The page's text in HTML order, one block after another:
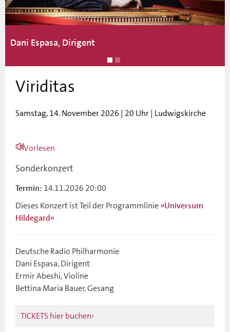
Dani Espasa, Dirigent
Viriditas
Samstag, 14. November 2026 | 20 Uhr | Ludwigskirche
Vorlesen
Sonderkonzert
Termin: 14.11.2026 20:00
Dieses Konzert ist Teil der Programmlinie »Universum
Hildegard«
Deutsche Radio Philharmonie
Dani Espasa, Dirigent
Ermir Abeshi, Violine
Bettina Maria Bauer, Gesang
TICKETS hier buchen